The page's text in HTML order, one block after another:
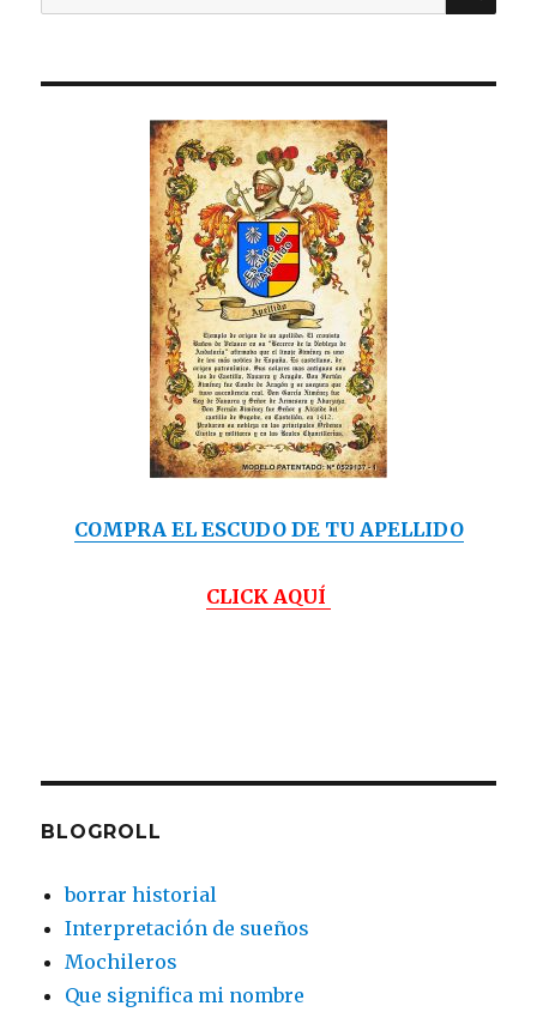
por:
COMPRA EL ESCUDO DE TU APELLIDO
CLICK AQUÍ
BLOGROLL
borrar historial
Interpretación de sueños
Mochileros
Que significa mi nombre